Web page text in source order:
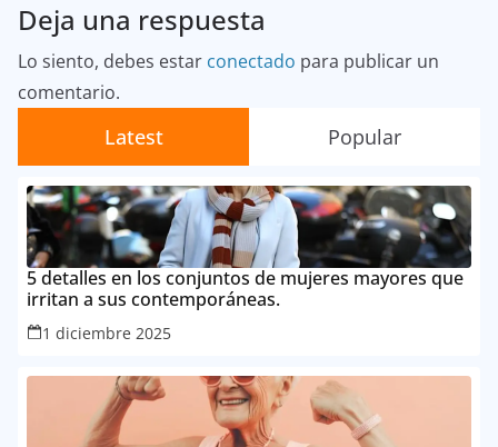
Deja una respuesta
Lo siento, debes estar conectado para publicar un
comentario.
Latest Popular
5 detalles en los conjuntos de mujeres mayores que
irritan a sus contemporáneas.
1 diciembre 2025